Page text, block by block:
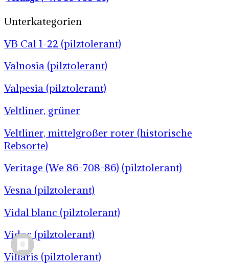
Unterkategorien
VB Cal 1-22 (pilztolerant)
Valnosia (pilztolerant)
Valpesia (pilztolerant)
Veltliner, grüner
Veltliner, mittelgroßer roter (historische
Rebsorte)
Veritage (We 86-708-86) (pilztolerant)
Vesna (pilztolerant)
Vidal blanc (pilztolerant)
Vidoc (pilztolerant)
Villaris (pilztolerant)